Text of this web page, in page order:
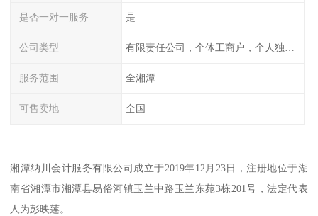
是否一对一服务 是
公司类型
服务范围 全湘潭
可售卖地 全国
湘潭纳川会计服务有限公司成立于2019年12月23日，注册地位于湖
南省湘潭市湘潭县易俗河镇玉兰中路玉兰东苑3栋201号，法定代表
人为彭映莲。